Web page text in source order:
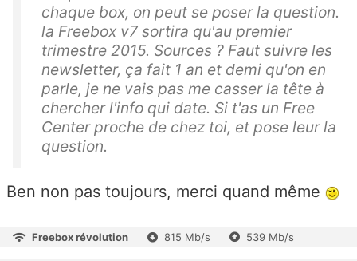
chaque box, on peut se poser la question.
la Freebox v7 sortira qu'au premier
trimestre 2015. Sources ? Faut suivre les
newsletter, ça fait 1 an et demi qu'on en
parle, je ne vais pas me casser la tête à
chercher l'info qui date. Si t'as un Free
Center proche de chez toi, et pose leur la
question.
Ben non pas toujours, merci quand même
Freebox révolution 815 Mb/s 539 Mb/s